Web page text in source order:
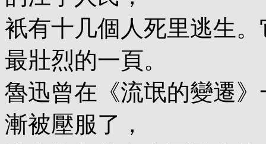
衹有十几個人死里逃生
最壯烈的一頁。
魯迅曾在《流氓的變遷
漸被壓服了，